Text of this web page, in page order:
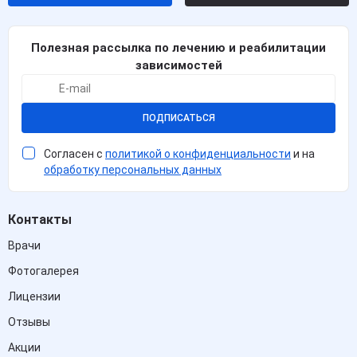
Полезная рассылка по лечению и реабилитации
зависимостей
ПОДПИСАТЬСЯ
Согласен с политикой о конфиденциальности и на
обработку персональных данных
Контакты
Врачи
Фотогалерея
Лицензии
Отзывы
Акции